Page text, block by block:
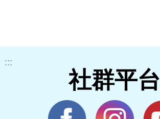
:::
社群平台